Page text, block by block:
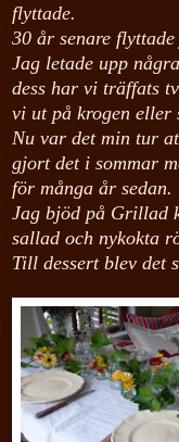
flyttade.
30 år senare
Jag letade upp
dess har vi träffats
vi ut på krogen eller
Nu var det min tur
gjort det i sommar
för många år sedan.
Jag bjöd på Grillad
sallad och nykokta
Till dessert blev det